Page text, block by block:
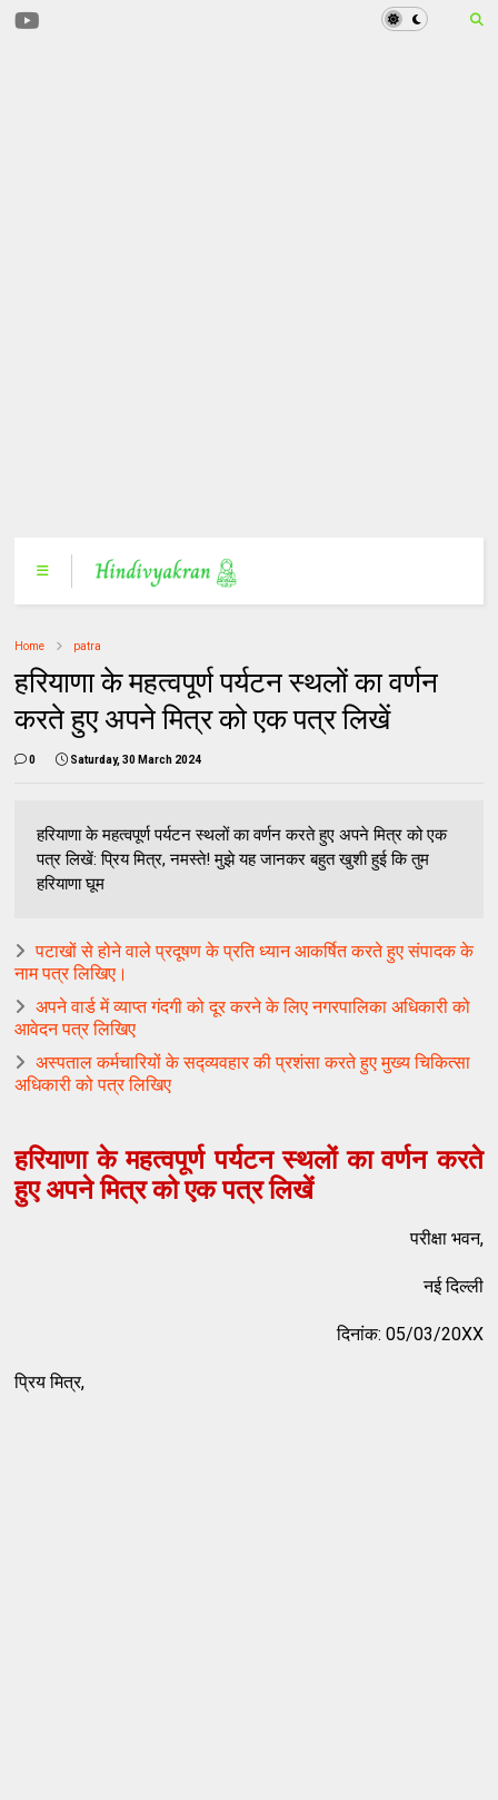
Home patra
हरियाणा के महत्वपूर्ण पर्यटन स्थलों का वर्णन
करते हुए अपने मित्र को एक पत्र लिखें
0 Saturday, 30 March 2024
हरियाणा के महत्वपूर्ण पर्यटन स्थलों का वर्णन करते हुए अपने मित्र को एक
पत्र लिखें: प्रिय मित्र, नमस्ते! मुझे यह जानकर बहुत खुशी हुई कि तुम
हरियाणा घूम
पटाखों से होने वाले प्रदूषण के प्रति ध्यान आकर्षित करते हुए संपादक के
नाम पत्र लिखिए।
अपने वार्ड में व्याप्त गंदगी को दूर करने के लिए नगरपालिका अधिकारी को
आवेदन पत्र लिखिए
अस्पताल कर्मचारियों के सद्व्यवहार की प्रशंसा करते हुए मुख्य चिकित्सा
अधिकारी को पत्र लिखिए
हरियाणा के महत्वपूर्ण पर्यटन स्थलों का वर्णन करते
हुए अपने मित्र को एक पत्र लिखें
परीक्षा भवन,
नई दिल्ली
दिनांक: 05/03/20XX
प्रिय मित्र,